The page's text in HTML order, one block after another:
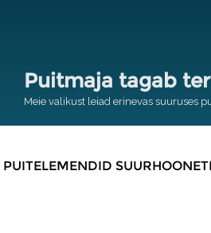
Puitmaja tagab
Meie valikust leiad erinevas suuruses
PUITELEMENDID